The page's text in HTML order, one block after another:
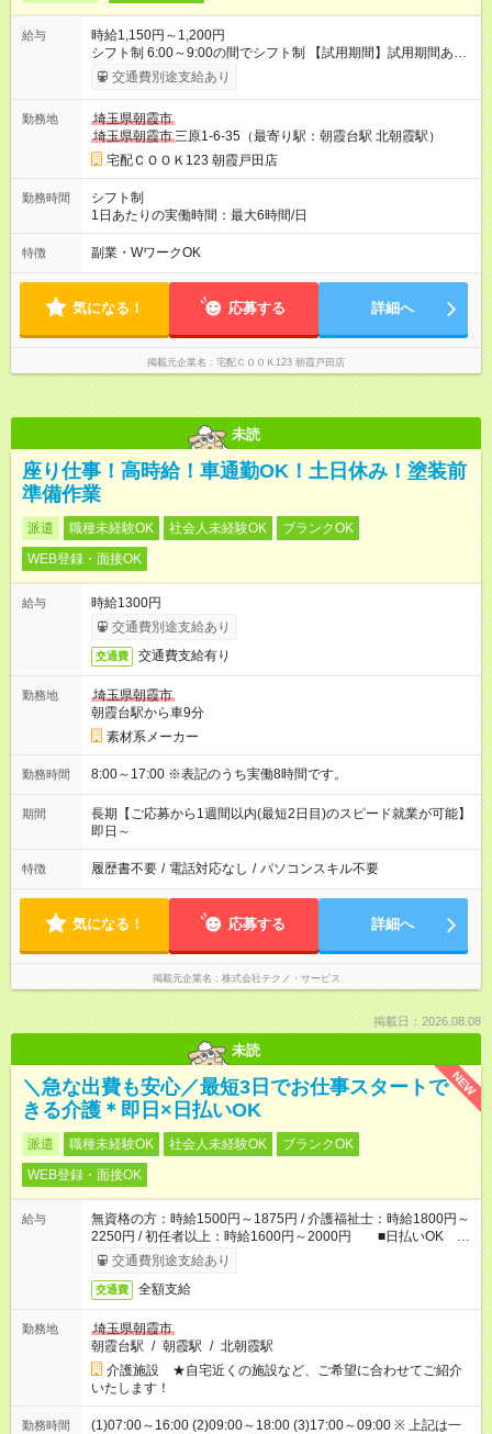
給与
時給1,150円～1,200円
シフト制 6:00～9:00の間でシフト制 【試用期間】試用期間あり
試用期間の長さ：1ヶ月 雇用形態、給与は本採用時と同じです。
交通費別途支給あり
勤務地
埼玉県朝霞市
埼玉県朝霞市三原1-6-35（最寄り駅：朝霞台駅 北朝霞駅）
宅配ＣＯＯＫ123 朝霞戸田店
勤務時間
シフト制
1日あたりの実働時間：最大6時間/日
特徴 副業・WワークOK
気になる！ 応募する 詳細へ
掲載元企業名 宅配ＣＯＯＫ123 朝霞戸田店
未読
座り仕事！高時給！車通勤OK！土日休み！塗装前
準備作業
派遣 職種未経験OK 社会人未経験OK
ブランクOK
WEB登録・面接OK
給与
時給1300円
交通費別途支給あり
交通費 交通費支給有り
勤務地
埼玉県朝霞市
朝霞台駅から車9分
素材系メーカー
勤務時間 8:00～17:00 ※表記のうち実働8時間です。
期間
長期【ご応募から1週間以内(最短2日目)のスピード就業が可能】
即日～
特徴 履歴書不要 / 電話対応なし / パソコンスキル不要
気になる！ 応募する 詳細へ
掲載元企業名 株式会社テクノ・サービス
掲載日：2026.08.08
未読
NEW
＼急な出費も安心／最短3日でお仕事スタートで
きる介護＊即日×日払いOK
派遣 職種未経験OK 社会人未経験OK
ブランクOK
WEB登録・面接OK
給与
無資格の方：時給1500円～1875円 / 介護福祉士：時給1800円～
2250円 / 初任者以上：時給1600円～2000円 ■日払いOK ■
日収例：1万2000円（時給1500円×8h）
交通費別途支給あり
交通費 全額支給
勤務地
埼玉県朝霞市
朝霞台駅 / 朝霞駅 / 北朝霞駅
介護施設 ★自宅近くの施設など、ご希望に合わせてご紹介
いたします！
勤務時間
(1)07:00～16:00 (2)09:00～18:00 (3)17:00～09:00 ※ 上記は一